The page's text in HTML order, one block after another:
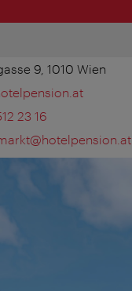
9, 1010 Wien
23 16